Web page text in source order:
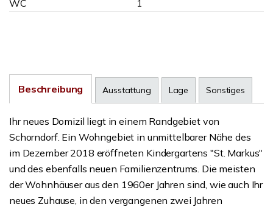
WC
1
Beschreibung Ausstattung Lage Sonstiges
Ihr neues Domizil liegt in einem Randgebiet von
Schorndorf. Ein Wohngebiet in unmittelbarer Nähe des
im Dezember 2018 eröffneten Kindergartens "St. Markus"
und des ebenfalls neuen Familienzentrums. Die meisten
der Wohnhäuser aus den 1960er Jahren sind, wie auch Ihr
neues Zuhause, in den vergangenen zwei Jahren